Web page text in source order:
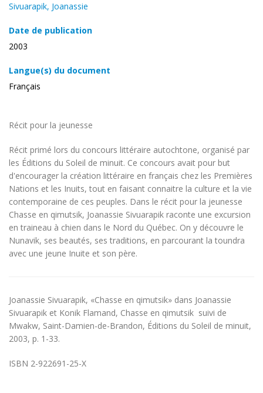
Sivuarapik, Joanassie
Date de publication
2003
Langue(s) du document
Français
Récit pour la jeunesse
Récit primé lors du concours littéraire autochtone, organisé par
les Éditions du Soleil de minuit. Ce concours avait pour but
d'encourager la création littéraire en français chez les Premières
Nations et les Inuits, tout en faisant connaitre la culture et la vie
contemporaine de ces peuples. Dans le récit pour la jeunesse
Chasse en qimutsik, Joanassie Sivuarapik raconte une excursion
en traineau à chien dans le Nord du Québec. On y découvre le
Nunavik, ses beautés, ses traditions, en parcourant la toundra
avec une jeune Inuite et son père.
Joanassie Sivuarapik, «Chasse en qimutsik» dans Joanassie
Sivuarapik et Konik Flamand, Chasse en qimutsik suivi de
Mwakw, Saint-Damien-de-Brandon, Éditions du Soleil de minuit,
2003, p. 1-33.
ISBN 2-922691-25-X